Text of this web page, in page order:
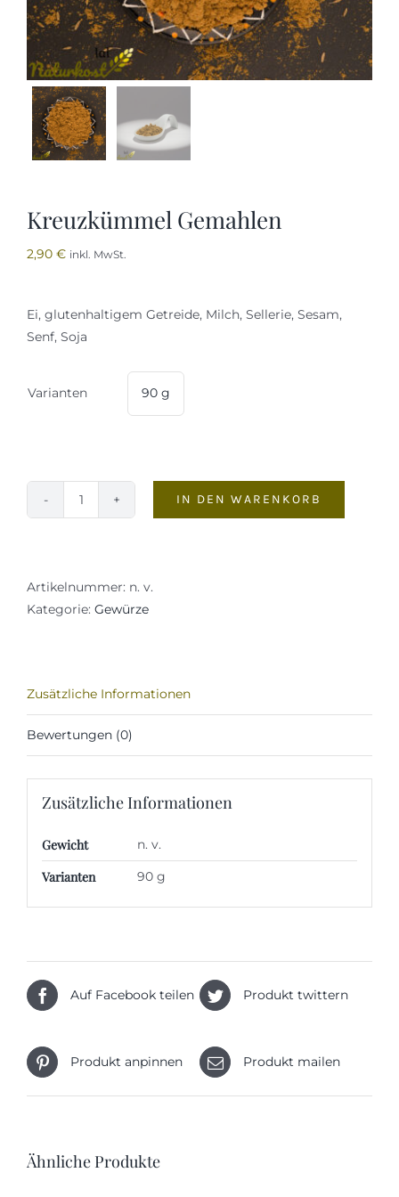
Öl
Honig
Kontakt
Kreuzkümmel Gemahlen
2,90 € inkl. MwSt.
Ei, glutenhaltigem Getreide, Milch, Sellerie, Sesam,
Senf, Soja
Varianten 90 g
Kreuzkümmel
IN DEN WARENKORB
Artikelnummer: n. v.
Kategorie: Gewürze
Zusätzliche Informationen
Bewertungen (0)
Zusätzliche Informationen
Gewicht n. v.
Varianten 90 g
Auf Facebook teilen Produkt twittern
Produkt anpinnen Produkt mailen
Ähnliche Produkte